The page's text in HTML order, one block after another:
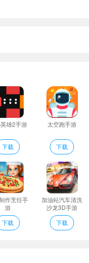
估师月报各工作人员的
尾货的实体平台有整合童
铺装修活动推广在线交
经理可以随时查看销售人
据并将客户需求车型与库
含大数据车价参考还可以
品
雄2手游
下载
太空跑手游
下载
作烹饪手
游
下载
加油站汽车清洗
沙龙3D手游
下载